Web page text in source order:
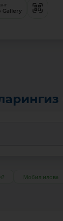
Gallery
Мобил илова